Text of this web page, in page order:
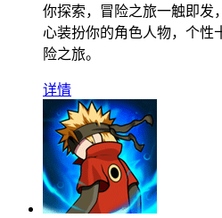
你探索，冒险之旅一触即发
心装扮你的角色人物，个性
险之旅。
详情